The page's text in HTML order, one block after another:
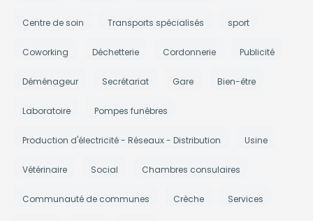
Centre de soin Transports spécialisés sport
Coworking Déchetterie Cordonnerie Publicité
Déménageur Secrétariat Gare Bien-être
Laboratoire Pompes funèbres
Production d'électricité - Réseaux - Distribution Usine
Vétérinaire Social Chambres consulaires
Communauté de communes Crèche Services